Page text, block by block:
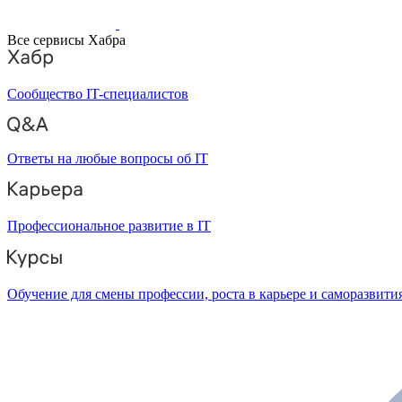
Все сервисы Хабра
Сообщество IT-специалистов
Ответы на любые вопросы об IT
Профессиональное развитие в IT
Обучение для смены профессии, роста в карьере и